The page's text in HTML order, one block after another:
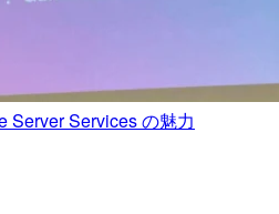
Server Services の魅力